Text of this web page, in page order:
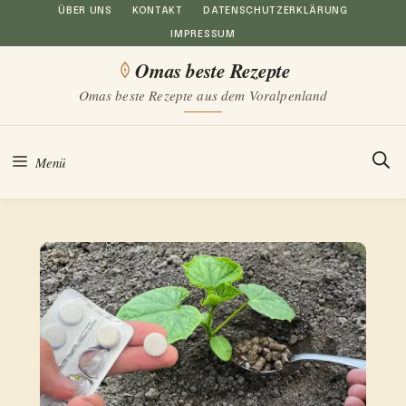
Inhalt
ÜBER UNS KONTAKT DATENSCHUTZERKLÄRUNG
IMPRESSUM
Omas beste Rezepte
Omas beste Rezepte aus dem Voralpenland
Menü